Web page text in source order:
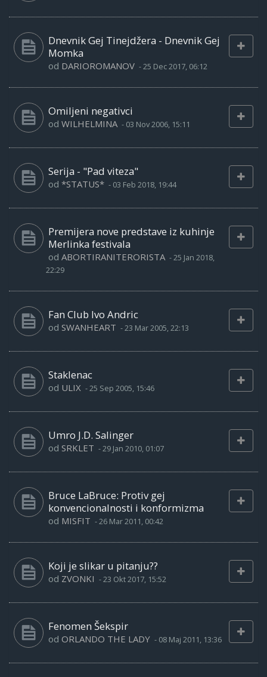
Dnevnik Gej Tinejdžera - Dnevnik Gej
Momka
od DARIOROMANOV -25 Dec 2017, 06:12
Omiljeni negativci
od WILHELMINA - 03 Nov 2006, 15:11
Serija - "Pad viteza"
od *STATUS* - 03 Feb 2018, 19:44
Premijera nove predstave iz kuhinje
Merlinka festivala
od ABORTIRANITERORISTA -25 Jan 2018,
22:29
Fan Club Ivo Andric
od SWANHEART -23 Mar 2005, 22:13
Staklenac
od ULIX -25 Sep 2005, 15:46
Umro J.D. Salinger
od SRKLET -29 Jan 2010, 01:07
Bruce LaBruce: Protiv gej
konvencionalnosti i konformizma
od MISFIT -26 Mar 2011, 00:42
Koji je slikar u pitanju??
od ZVONKI -23 Okt 2017, 15:52
Fenomen Šekspir
od ORLANDO THE LADY - 08 Maj 2011, 13:36